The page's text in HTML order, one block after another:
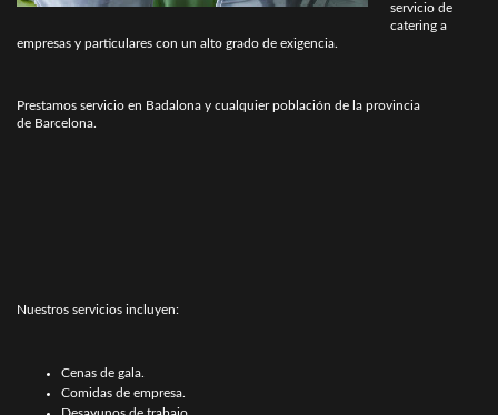
servicio de
catering a
empresas y particulares con un alto grado de exigencia.
Prestamos servicio en Badalona y cualquier población de la provincia
de Barcelona.
Nuestros servicios incluyen:
Cenas de gala.
Comidas de empresa.